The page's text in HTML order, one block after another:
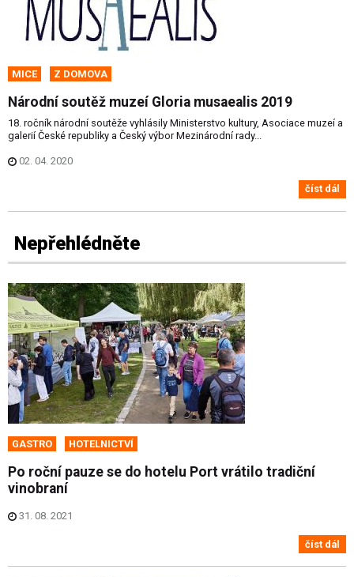
MICE Z DOMOVA
Národní soutěž muzeí Gloria musaealis 2019
18. ročník národní soutěže vyhlásily Ministerstvo kultury, Asociace muzeí a
galerií České republiky a Český výbor Mezinárodní rady...
02. 04. 2020
číst dál
Nepřehlédněte
GASTRO HOTELNICTVÍ
Po roční pauze se do hotelu Port vrátilo tradiční
vinobraní
31. 08. 2021
číst dál